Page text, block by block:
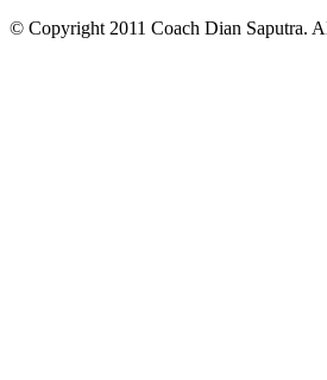
© Copyright 2011 Coach Dian Saputra.